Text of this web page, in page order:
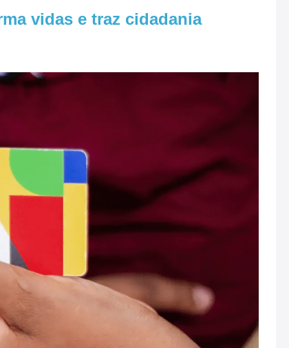
vidas e traz cidadania